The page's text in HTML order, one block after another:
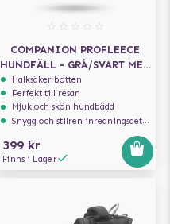
COMPANION PROFLEECE
HUNDFÄLL - GRÅ/SVART MED
TASSAR 100X75 CM
Halksäker botten
Perfekt till resan
Mjuk och skön hundbädd
Snygg och stilren inredningsdetalj
399 kr
Finns i Lager